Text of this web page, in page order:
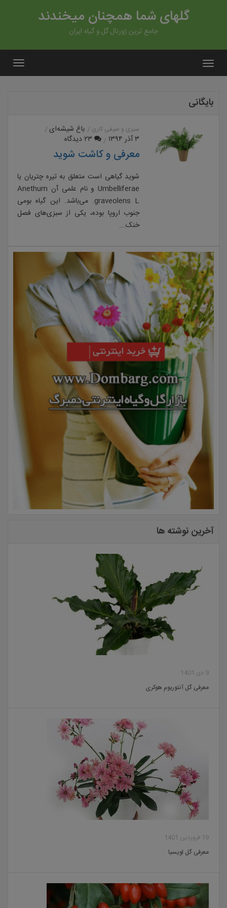
گلهای شما همچنان میخندند
جامع ترین ژورنال گل و گیاه ایران
بایگانی
سبزی و صیفی کاری
باغ شیشه‌ای
۳ آذر ۱۳۹۴
۲۳ دیدگاه
معرفی و کاشت شوید
شوید گیاهی است متعلق به تیره چتریان یا
Umbelliferae و نام علمی آن Anethum
graveolens L. می‌باشد. این گیاه بومی
جنوب اروپا بوده، یکی از سبزی‌های فصل
خنک….
آخرین نوشته ها
9 دی 1401
معرفی گل آنتوریوم هوکری
19 فروردین 1401
معرفی گل لویسیا